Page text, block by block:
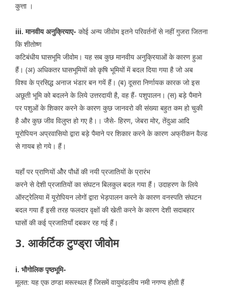
कुत्ता ।
iii. मानवीय अनुक्रियाए- कोई अन्य जीवोम इतने परिवर्तनों से नहीं गुजरा जितना
कि शीतोष्ण
कटिबंधीय घासभूमि जीवोम। यह सब कुछ मानवीय अनुक्रियाओं के कारण हुआ
हैं। (अ) अधिकतर घासभूमियों को कृषि भूमियों में बदल दिया गया है जो अब
विश्व के प्रसिद्ध अनाज भंडार बन गयें हैं। (ब) दूसरा निर्णायक कारक जो इस
अछूती भूमि को बदलने के लिये उत्तरदायी है, वह हैं- पशुपालन। (स) बड़े पैमाने
पर पशुओं के शिकार करने के कारण कुछ जानवरो की संख्या बहुत कम हो चुकी
है और कुछ जीव विलुप्त हो गए है।। जैसे- हिरण, जेबरा मोर, तेंदुआ आदि
यूरोपियन अप्रवासियो द्वारा बड़े पैमाने पर शिकार करने के कारण अफ्रीकन वैल्ड
से गायब हो गये। हैं।
यहाँ पर प्राणियों ओैर पौधों की नयी प्रजातियों के प्रारंभ
करने से देशी प्रजातियों का संघटन बिलकुल बदल गया हैं। उदाहरण के लिये
ऑस्ट्रेलिया में यूरोपियन लोगों द्वारा भेड़पालन करने के कारण वनस्पति संघटन
बदल गया हैं इसी तरह फलदार वृक्षों की खेती करने के कारण देशी सदाबहार
घासों की कई प्रजातियॉं दबकर रह गई हैं।
3. आर्कर्टिक टुण्ड्रा जीवोम
i. भौगोलिक पृष्ठभूमि-
मूलत: यह एक ठण्डा मरूस्थल हैं जिसमें वायुमंडलीय नमी नगण्य होती हैं